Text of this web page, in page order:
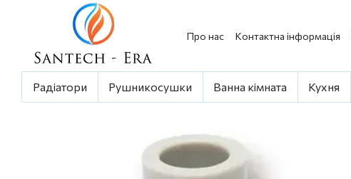
Перейти до основного контенту
Про нас Контактна інформація
Радіатори Рушникосушки Ванна кімната Кухня